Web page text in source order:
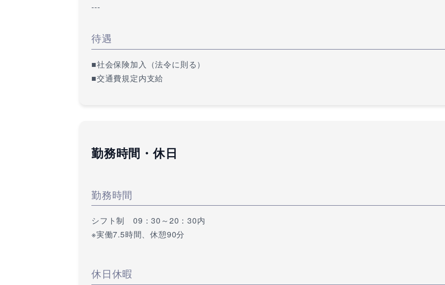
---
待遇
■社会保険加入（法令に則る）
■交通費規定内支給
勤務時間・休日
勤務時間
シフト制 09：30～20：30内
※実働7.5時間、休憩90分
休日休暇